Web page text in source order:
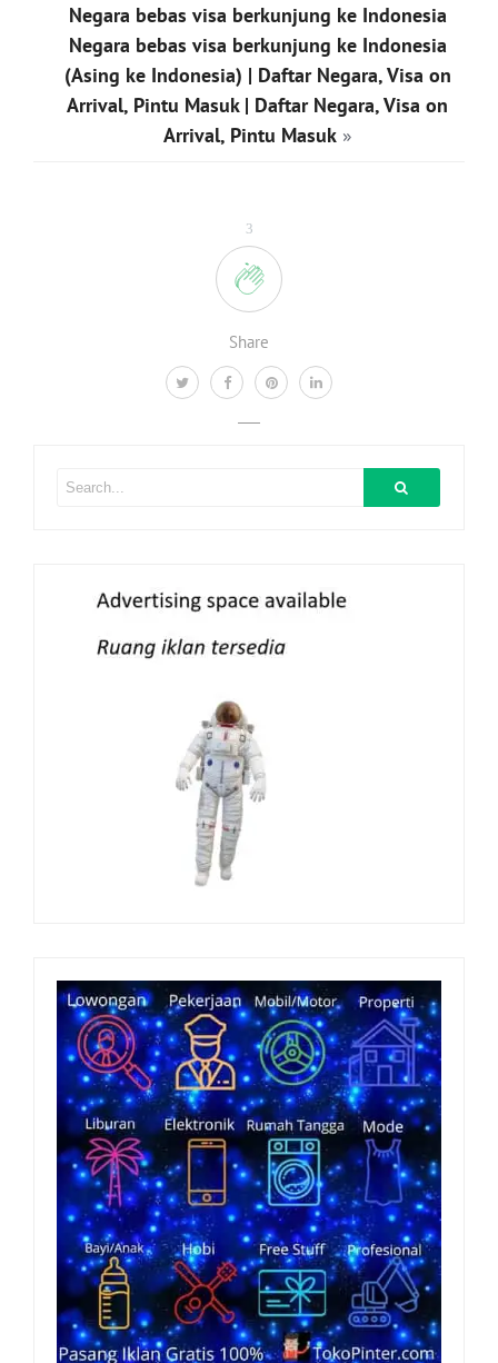
3
Share
Negara bebas visa berkunjung ke Indonesia
Negara bebas visa berkunjung ke Indonesia
(Asing ke Indonesia) | Daftar Negara, Visa on
Arrival, Pintu Masuk | Daftar Negara, Visa on
Arrival, Pintu Masuk»